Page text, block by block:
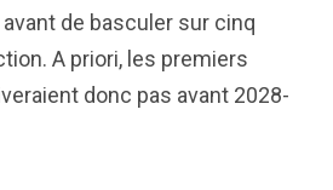
de basculer sur cinq
A priori, les premiers
donc pas avant 2028-